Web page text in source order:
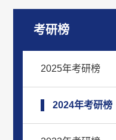
考研榜
2025年考研榜
2024年考研榜